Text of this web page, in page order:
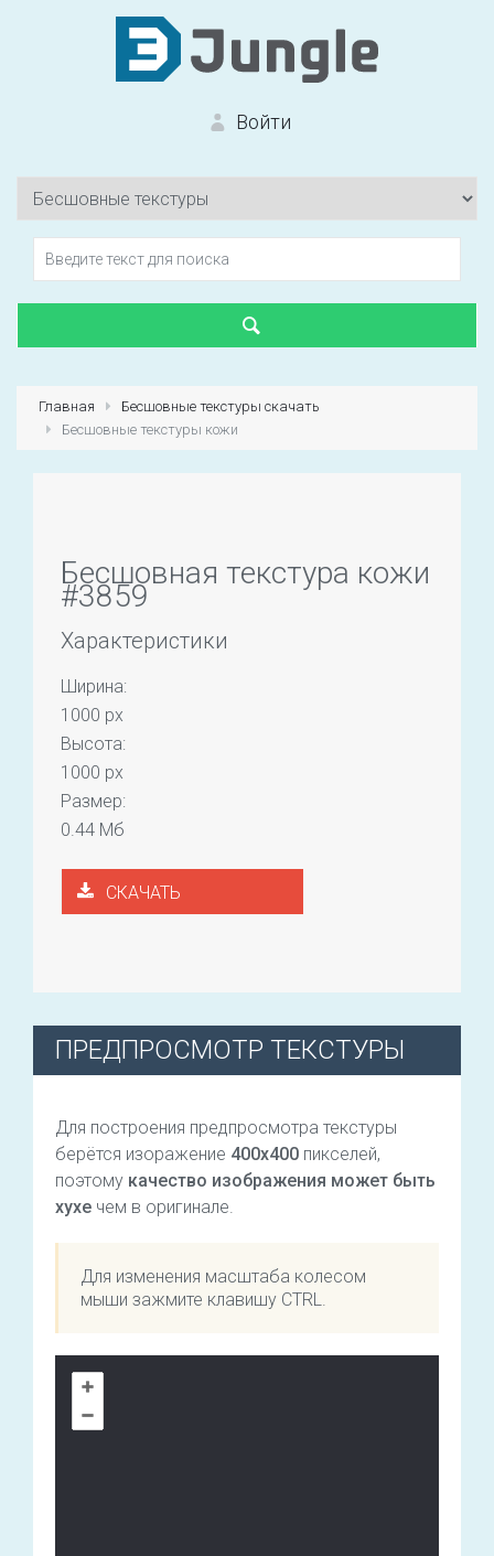
Войти
Вход на сайт
Первый раз?
Главная
Бесшовные текстуры скачать
Бесшовные текстуры кожи
Бесшовная текстура кожи
#3859
Характеристики
Ширина:
1000 px
Высота:
1000 px
Размер:
0.44 Мб
СКАЧАТЬ
ПРЕДПРОСМОТР ТЕКСТУРЫ
Для построения предпросмотра текстуры
берётся изоражение 400х400 пикселей,
поэтому качество изображения может быть
хухе чем в оригинале.
Для изменения масштаба колесом
мыши зажмите клавишу CTRL.